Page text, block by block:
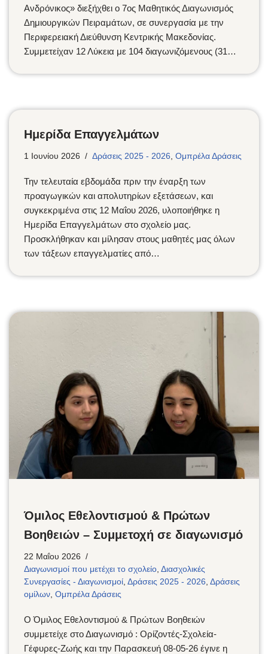
Ανδρόνικος» διεξήχθει ο 7ος Μαθητικός Διαγωνισμός
Δημιουργικών Πειραμάτων, σε συνεργασία με την
Περιφερειακή Διεύθυνση Κεντρικής Μακεδονίας.
Συμμετείχαν 12 Λύκεια με 104 διαγωνιζόμενους (31…
Ημερίδα Επαγγελμάτων
1 Ιουνίου 2026 Δράσεις 2025 - 2026, Ομπρέλα Δράσεις
Την τελευταία εβδομάδα πριν την έναρξη των
προαγωγικών και απολυτηρίων εξετάσεων, και
συγκεκριμένα στις 12 Μαΐου 2026, υλοποιήθηκε η
Ημερίδα Επαγγελμάτων στο σχολείο μας.
Προσκλήθηκαν και μίλησαν στους μαθητές μας όλων
των τάξεων επαγγελματίες από…
Όμιλος Εθελοντισμού & Πρώτων
Βοηθειών – Συμμετοχή σε διαγωνισμό
22 Μαΐου 2026
Διαγωνισμοί που μετέχει το σχολείο Διασχολικές
Συνεργασίες - Διαγωνισμοί Δράσεις 2025 - 2026 Δράσεις
ομίλων Ομπρέλα Δράσεις
Ο Όμιλος Εθελοντισμού & Πρώτων Βοηθειών
συμμετείχε στο Διαγωνισμό : Ορίζοντές-Σχολεία-
Γέφυρες-Ζωής και την Παρασκευή 08-05-26 έγινε η